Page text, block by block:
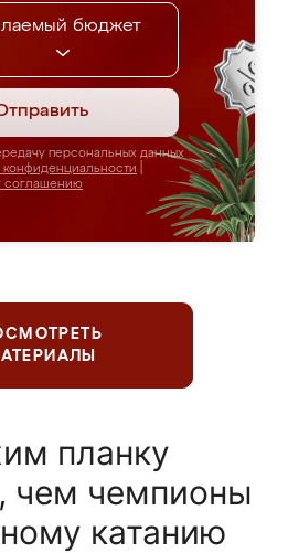
бюджет
персональных данных
конфиденциальности
соглашению
планку
чем чемпионы
катанию